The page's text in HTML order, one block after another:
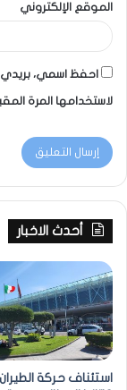
الموقع الإلكتروني
احفظ اسمي، بريدي
لاستخدامها المرة
أحدث الاخبار
استئناف حركة